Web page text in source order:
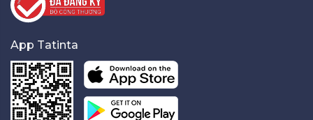
App Tatinta